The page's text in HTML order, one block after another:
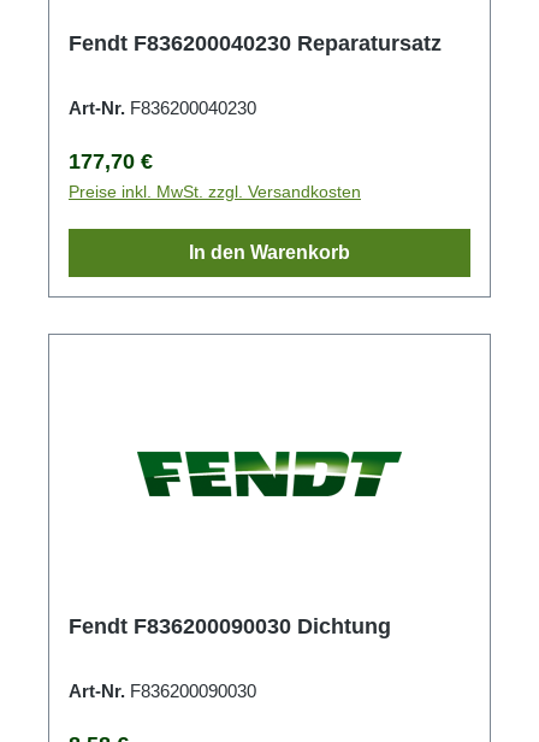
Fendt F836200040230 Reparatursatz
Art-Nr. F836200040230
Regulärer Preis:
177,70 €
Preise inkl. MwSt. zzgl. Versandkosten
In den Warenkorb
Fendt F836200090030 Dichtung
Art-Nr. F836200090030